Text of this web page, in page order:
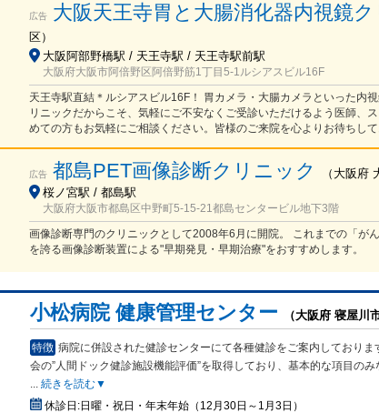
広告 大阪天王寺胃と大腸消化器内視鏡
区）
大阪阿部野橋駅 / 天王寺駅 / 天王寺駅前駅
大阪府大阪市阿倍野区阿倍野筋1丁目5-1ルシアスビル16F
天王寺駅直結＊ルシアスビル16F！ 胃カメラ・大腸カメラといった内
リニックだからこそ、気軽にご不安なくご受診いただけるよう医師、
めての方もお気軽にご相談ください。皆様のご来院を心よりお待ちして
広告 都島PET画像診断クリニック （ 大阪府
桜ノ宮駅 / 都島駅
大阪府大阪市都島区中野町5-15-21都島センタービル地下3階
画像診断専門のクリニックとして2008年6月に開院。 これまでの「が
を誇る画像診断装置による"早期発見・早期治療"をおすすめします。
小松病院 健康管理センター （大阪府 寝屋川市
特徴 病院に併設された健診センターにて各種健診をご案内しており
会の”人間ドック健診施設機能評価”を取得しており、基本的な項目の
... 続きを読む▼
休診日:日曜・祝日・年末年始（12月30日～1月3日）